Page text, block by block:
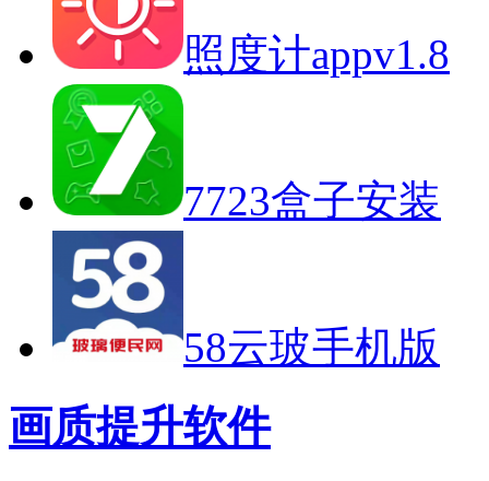
照度计appv1.8
7723盒子安装
58云玻手机版
画质提升软件